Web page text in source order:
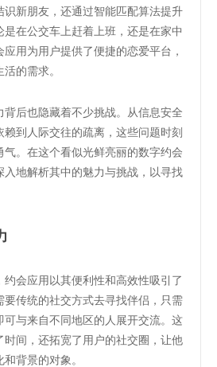
新朋友，还通过智能匹配算法提升
在公交车上赶着上班，还是在家中
用为用户提供了便捷的恋爱平台，
的需求。
后也隐藏着不少挑战。从信息安全
到人际交往的疏离，这些问题时刻
。在这个看似光鲜亮丽的数字约会
地解析其中的魅力与挑战，以寻找
会应用以其便利性和高效性吸引了
要传统的社交方式去寻找伴侣，只需
与来自不同地区的人展开交流。这
间，还拓宽了用户的社交圈，让他
背景的对象。